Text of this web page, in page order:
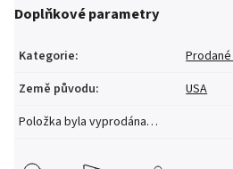
Doplňkové parametry
Kategorie:
Země původu:
USA
Položka byla vyprodána…